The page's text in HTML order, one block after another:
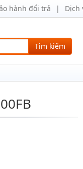
hành đổi trả Dịch
Tìm kiếm